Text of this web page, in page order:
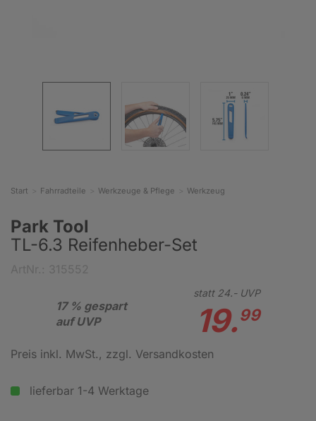
Start Fahrradteile Werkzeuge & Pflege Werkzeug
Park Tool
TL-6.3 Reifenheber-Set
17 % gespart
auf UVP
statt 24.-UVP
19.99
Preis inkl. MwSt., zzgl. Versandkosten
lieferbar 1-4 Werktage